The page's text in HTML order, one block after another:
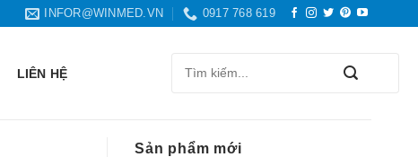
INFOR@WINMED.VN 0917 768 619
LIÊN HỆ
Sản phẩm mới